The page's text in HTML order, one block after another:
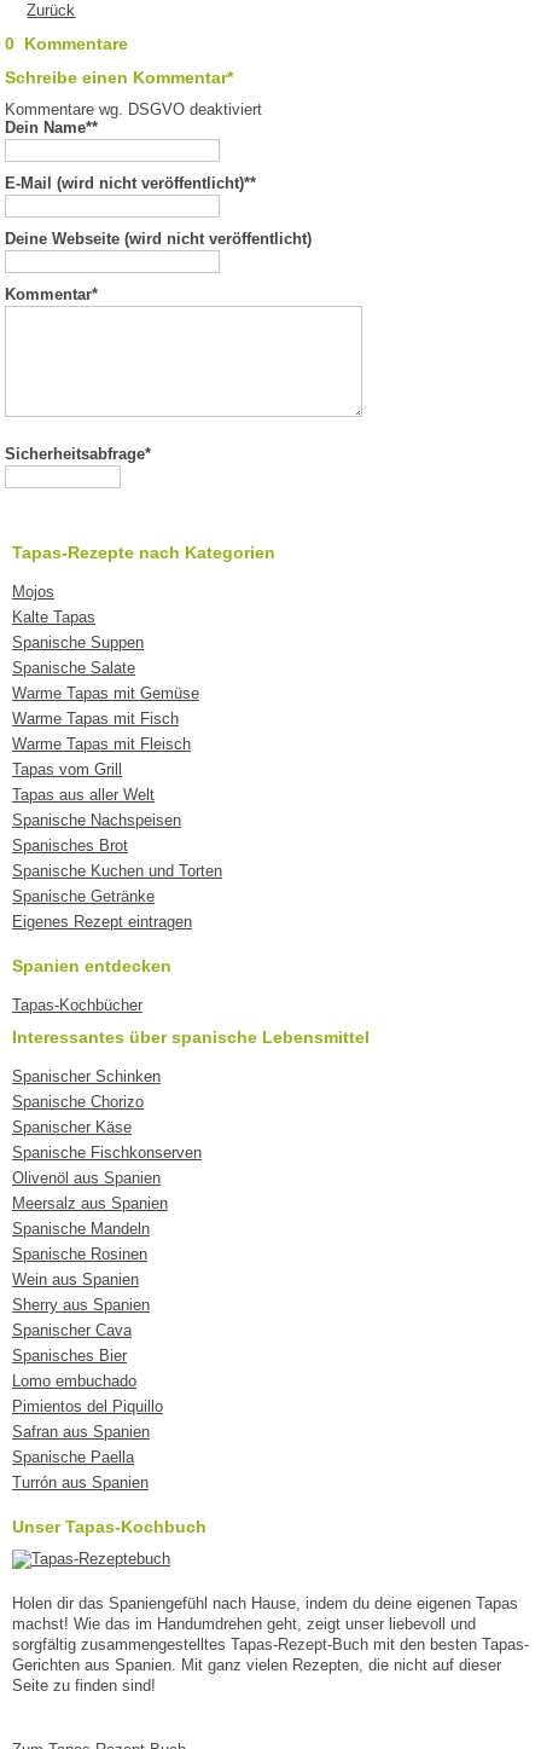
Zurück
0 Kommentare
Schreibe einen Kommentar*
Kommentare wg. DSGVO deaktiviert
Dein Name**
E-Mail (wird nicht veröffentlicht)**
Deine Webseite (wird nicht veröffentlicht)
Kommentar*
Sicherheitsabfrage*
Tapas-Rezepte nach Kategorien
Mojos
Kalte Tapas
Spanische Suppen
Spanische Salate
Warme Tapas mit Gemüse
Warme Tapas mit Fisch
Warme Tapas mit Fleisch
Tapas vom Grill
Tapas aus aller Welt
Spanische Nachspeisen
Spanisches Brot
Spanische Kuchen und Torten
Spanische Getränke
Eigenes Rezept eintragen
Spanien entdecken
Tapas-Kochbücher
Interessantes über spanische Lebensmittel
Spanischer Schinken
Spanische Chorizo
Spanischer Käse
Spanische Fischkonserven
Olivenöl aus Spanien
Meersalz aus Spanien
Spanische Mandeln
Spanische Rosinen
Wein aus Spanien
Sherry aus Spanien
Spanischer Cava
Spanisches Bier
Lomo embuchado
Pimientos del Piquillo
Safran aus Spanien
Spanische Paella
Turrón aus Spanien
Unser Tapas-Kochbuch
Holen dir das Spaniengefühl nach Hause, indem du deine eigenen Tapas
machst! Wie das im Handumdrehen geht, zeigt unser liebevoll und
sorgfältig zusammengestelltes Tapas-Rezept-Buch mit den besten Tapas-
Gerichten aus Spanien. Mit ganz vielen Rezepten, die nicht auf dieser
Seite zu finden sind!